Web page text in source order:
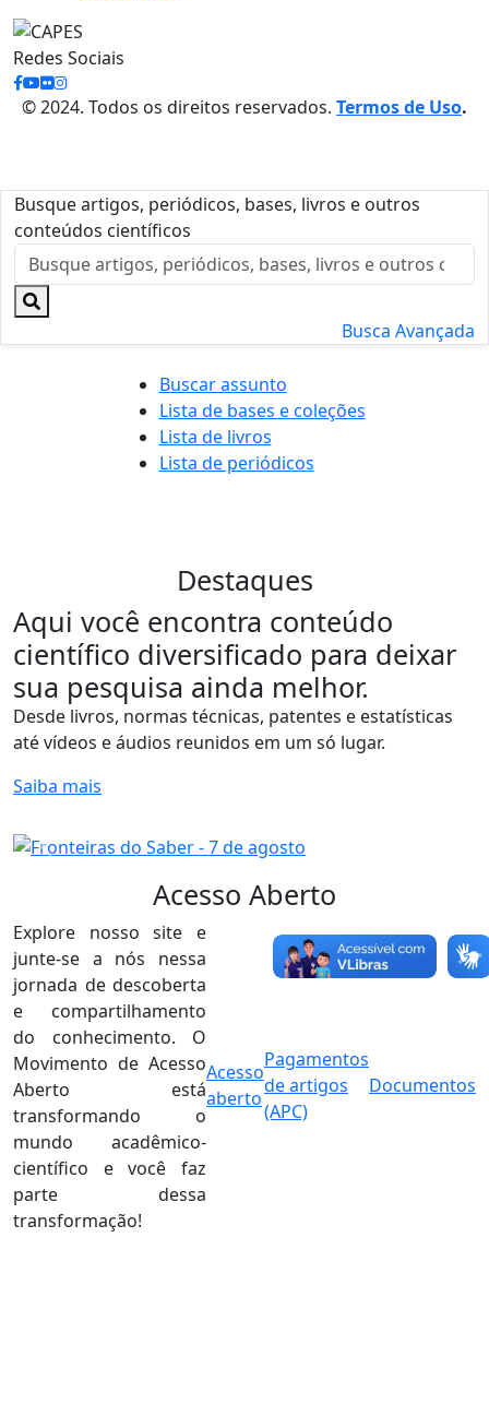
Redes Sociais
© 2024. Todos os direitos reservados. Termos de Uso.
Busque artigos, periódicos, bases, livros e outros
conteúdos científicos
Busca Avançada
Buscar assunto
Lista de bases e coleções
Lista de livros
Lista de periódicos
Destaques
Aqui você encontra conteúdo
científico diversificado para deixar
sua pesquisa ainda melhor.
Desde livros, normas técnicas, patentes e estatísticas
até vídeos e áudios reunidos em um só lugar.
Saiba mais
Previous
Acesso Aberto
Explore nosso site e
junte-se a nós nessa
jornada de descoberta
e compartilhamento
do conhecimento. O
Movimento de Acesso
Aberto está
transformando o
mundo acadêmico-
científico e você faz
parte dessa
transformação!
Acesso
aberto
Pagamentos
de artigos
(APC)
Documentos